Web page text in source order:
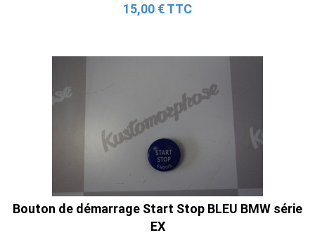
15,00 € TTC
Bouton de démarrage Start Stop BLEU BMW série
EX